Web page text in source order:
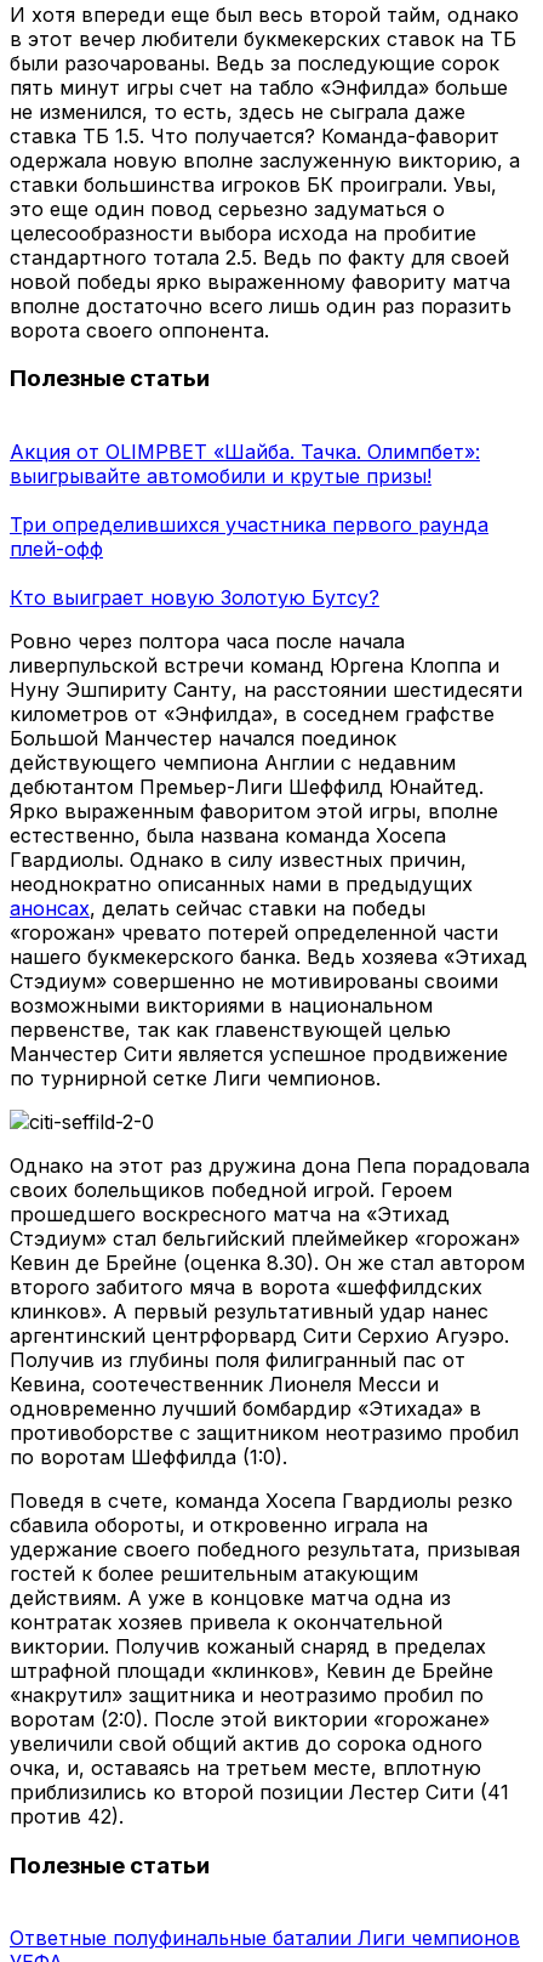
И хотя впереди еще был весь второй тайм, однако
в этот вечер любители букмекерских ставок на ТБ
были разочарованы. Ведь за последующие сорок
пять минут игры счет на табло «Энфилда» больше
не изменился, то есть, здесь не сыграла даже
ставка ТБ 1.5. Что получается? Команда-фаворит
одержала новую вполне заслуженную викторию, а
ставки большинства игроков БК проиграли. Увы,
это еще один повод серьезно задуматься о
целесообразности выбора исхода на пробитие
стандартного тотала 2.5. Ведь по факту для своей
новой победы ярко выраженному фавориту матча
вполне достаточно всего лишь один раз поразить
ворота своего оппонента.
Полезные статьи
Акция от OLIMPBET «Шайба. Тачка. Олимпбет»:
выигрывайте автомобили и крутые призы!
Три определившихся участника первого раунда
плей-офф
Кто выиграет новую Золотую Бутсу?
Ровно через полтора часа после начала
ливерпульской встречи команд Юргена Клоппа и
Нуну Эшпириту Санту, на расстоянии шестидесяти
километров от «Энфилда», в соседнем графстве
Большой Манчестер начался поединок
действующего чемпиона Англии с недавним
дебютантом Премьер-Лиги Шеффилд Юнайтед.
Ярко выраженным фаворитом этой игры, вполне
естественно, была названа команда Хосепа
Гвардиолы. Однако в силу известных причин,
неоднократно описанных нами в предыдущих
анонсах, делать сейчас ставки на победы
«горожан» чревато потерей определенной части
нашего букмекерского банка. Ведь хозяева «Этихад
Стэдиум» совершенно не мотивированы своими
возможными викториями в национальном
первенстве, так как главенствующей целью
Манчестер Сити является успешное продвижение
по турнирной сетке Лиги чемпионов.
Однако на этот раз дружина дона Пепа порадовала
своих болельщиков победной игрой. Героем
прошедшего воскресного матча на «Этихад
Стэдиум» стал бельгийский плеймейкер «горожан»
Кевин де Брейне (оценка 8.30). Он же стал автором
второго забитого мяча в ворота «шеффилдских
клинков». А первый результативный удар нанес
аргентинский центрфорвард Сити Серхио Агуэро.
Получив из глубины поля филигранный пас от
Кевина, соотечественник Лионеля Месси и
одновременно лучший бомбардир «Этихада» в
противоборстве с защитником неотразимо пробил
по воротам Шеффилда (1:0).
Поведя в счете, команда Хосепа Гвардиолы резко
сбавила обороты, и откровенно играла на
удержание своего победного результата, призывая
гостей к более решительным атакующим
действиям. А уже в концовке матча одна из
контратак хозяев привела к окончательной
виктории. Получив кожаный снаряд в пределах
штрафной площади «клинков», Кевин де Брейне
«накрутил» защитника и неотразимо пробил по
воротам (2:0). После этой виктории «горожане»
увеличили свой общий актив до сорока одного
очка, и, оставаясь на третьем месте, вплотную
приблизились ко второй позиции Лестер Сити (41
против 42).
Полезные статьи
Ответные полуфинальные баталии Лиги чемпионов